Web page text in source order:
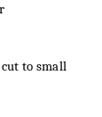
to small